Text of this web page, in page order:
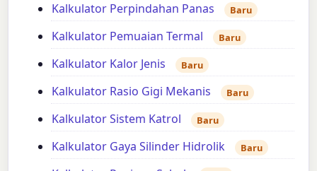
Kalkulator Perpindahan Panas Baru
Kalkulator Pemuaian Termal Baru
Kalkulator Kalor Jenis Baru
Kalkulator Rasio Gigi Mekanis Baru
Kalkulator Sistem Katrol Baru
Kalkulator Gaya Silinder Hidrolik Baru